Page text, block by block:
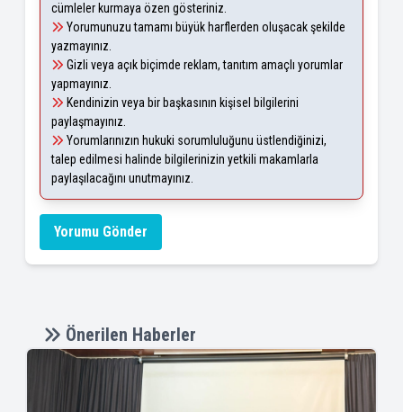
cümleler kurmaya özen gösteriniz.
Yorumunuzu tamamı büyük harflerden oluşacak şekilde
yazmayınız.
Gizli veya açık biçimde reklam, tanıtım amaçlı yorumlar
yapmayınız.
Kendinizin veya bir başkasının kişisel bilgilerini
paylaşmayınız.
Yorumlarınızın hukuki sorumluluğunu üstlendiğinizi,
talep edilmesi halinde bilgilerinizin yetkili makamlarla
paylaşılacağını unutmayınız.
Yorumu Gönder
Önerilen Haberler